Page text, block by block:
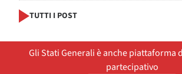
TUTTI I POST
Gli Stati Generali è anche piattaforma
partecipativo